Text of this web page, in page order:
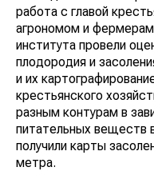
работа с главой
агрономом и
института провели
плодородия и
и их
крестьянского
разным контурам в
питательных веществ
получили карты
метра.